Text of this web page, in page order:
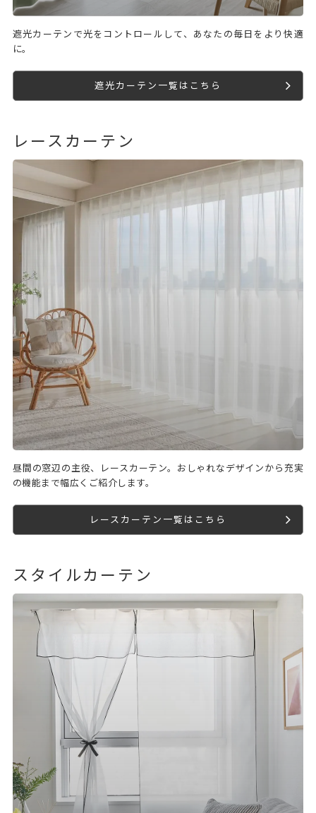
遮光カーテンで光をコントロールして、あなたの毎日をより快適
に。
遮光カーテン一覧はこちら
レースカーテン
昼間の窓辺の主役、レースカーテン。おしゃれなデザインから充実
の機能まで幅広くご紹介します。
レースカーテン一覧はこちら
スタイルカーテン